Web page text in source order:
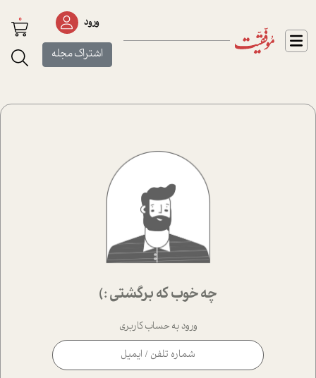
ورود
اشتراک مجله
0
چه خوب که برگشتی :)
ورود به حساب کاربری